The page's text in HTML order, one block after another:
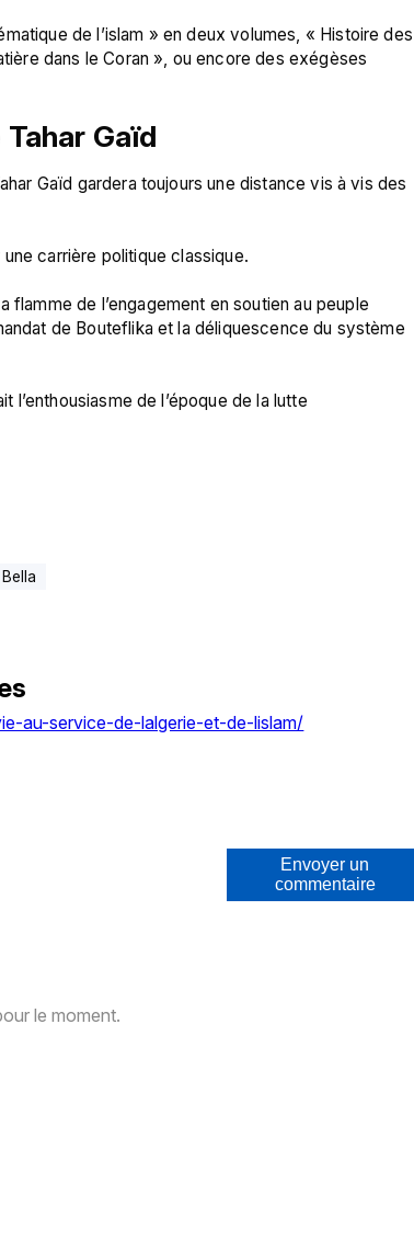
de l’islam » en deux volumes, « Histoire des
dans le Coran », ou encore des exégèses
Gaïd
Gaïd gardera toujours une distance vis à vis des
une carrière politique classique.
flamme de l’engagement en soutien au peuple
de Bouteflika et la déliquescence du système
l’enthousiasme de l’époque de la lutte
au-service-de-lalgerie-et-de-lislam/
Envoyer un
commentaire
le moment.